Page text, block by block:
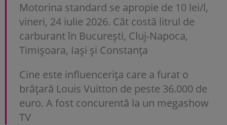
Motorina standard se apropie de 10 lei/l,
vineri, 24 iulie 2026. Cât costă litrul de
carburant în București, Cluj-Napoca,
Timișoara, Iași și Constanța
Cine este influencerița care a furat o
brățară Louis Vuitton de peste 36.000 de
euro. A fost concurentă la un megashow
TV